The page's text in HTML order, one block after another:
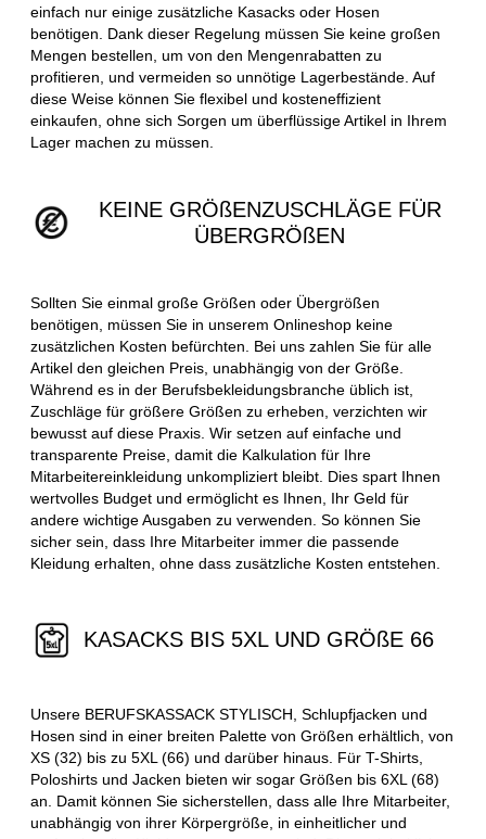
einfach nur einige zusätzliche Kasacks oder Hosen
benötigen. Dank dieser Regelung müssen Sie keine großen
Mengen bestellen, um von den Mengenrabatten zu
profitieren, und vermeiden so unnötige Lagerbestände. Auf
diese Weise können Sie flexibel und kosteneffizient
einkaufen, ohne sich Sorgen um überflüssige Artikel in Ihrem
Lager machen zu müssen.
KEINE GRÖßENZUSCHLÄGE FÜR
ÜBERGRÖßEN
Sollten Sie einmal große Größen oder Übergrößen
benötigen, müssen Sie in unserem Onlineshop keine
zusätzlichen Kosten befürchten. Bei uns zahlen Sie für alle
Artikel den gleichen Preis, unabhängig von der Größe.
Während es in der Berufsbekleidungsbranche üblich ist,
Zuschläge für größere Größen zu erheben, verzichten wir
bewusst auf diese Praxis. Wir setzen auf einfache und
transparente Preise, damit die Kalkulation für Ihre
Mitarbeitereinkleidung unkompliziert bleibt. Dies spart Ihnen
wertvolles Budget und ermöglicht es Ihnen, Ihr Geld für
andere wichtige Ausgaben zu verwenden. So können Sie
sicher sein, dass Ihre Mitarbeiter immer die passende
Kleidung erhalten, ohne dass zusätzliche Kosten entstehen.
KASACKS BIS 5XL UND GRÖßE 66
Unsere BERUFSKASSACK STYLISCH, Schlupfjacken und
Hosen sind in einer breiten Palette von Größen erhältlich, von
XS (32) bis zu 5XL (66) und darüber hinaus. Für T-Shirts,
Poloshirts und Jacken bieten wir sogar Größen bis 6XL (68)
an. Damit können Sie sicherstellen, dass alle Ihre Mitarbeiter,
unabhängig von ihrer Körpergröße, in einheitlicher und